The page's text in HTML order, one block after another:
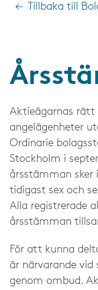
Tillbaka till
Aktieägarnas rätt
angelägenheter
Ordinarie
Stockholm i
årsstämman sker
tidigast sex och
Alla registrerade
årsstämman
För att kunna
är närvarande vid
genom ombud.